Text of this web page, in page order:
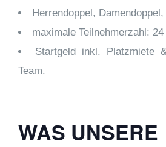
Herrendoppel,
maximale Teilnehmerzahl: 24
Startgeld inkl. Platzmiete
Team.
WAS UNSERE